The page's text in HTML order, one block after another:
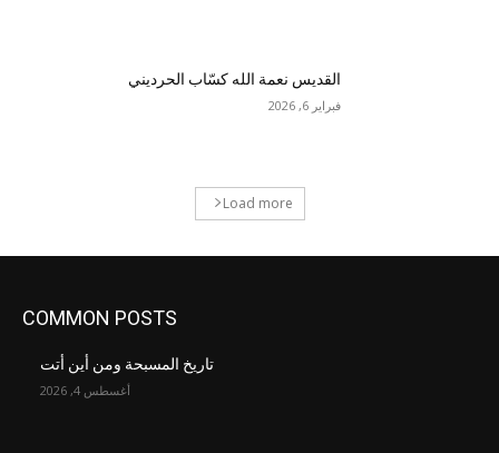
القديس نعمة الله كسّاب الحرديني
فبراير 6, 2026
Load more
COMMON POSTS
تاريخ المسبحة ومن أين أتت
أغسطس 4, 2026